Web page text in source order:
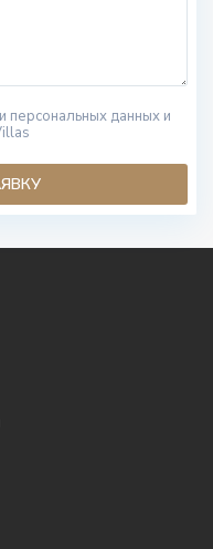
персональных данных и